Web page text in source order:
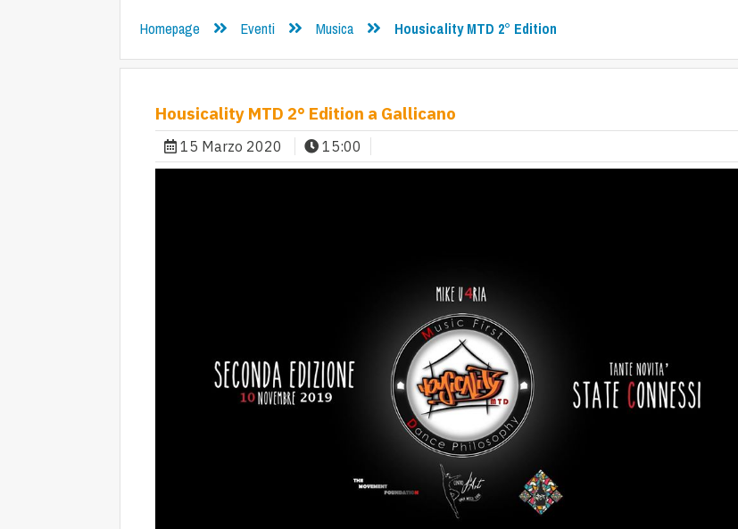
Homepage Eventi Musica Housicality MTD 2° Edition
Housicality MTD 2° Edition a Gallicano
15 Marzo 2020 15:00